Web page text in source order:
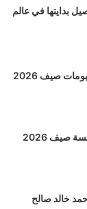
بدايتها في عالم
صيف 2026
صيف 2026
خالد صالح